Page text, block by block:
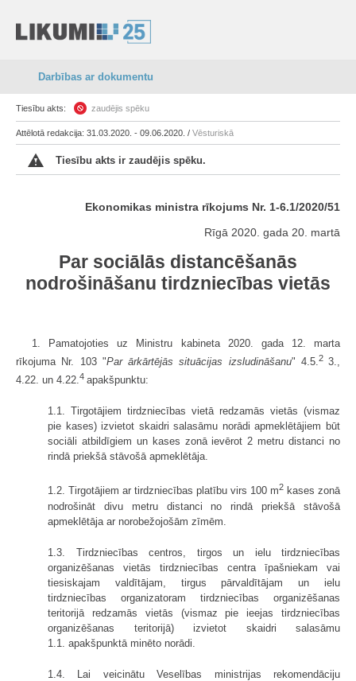
Darbības ar dokumentu
Tiesību akts: zaudējis spēku
Attēlotā redakcija: 31.03.2020. - 09.06.2020. / Vēsturiskā
Tiesību akts ir zaudējis spēku.
Ekonomikas ministra rīkojums Nr. 1-6.1/2020/51
Rīgā 2020. gada 20. martā
Par sociālās distancēšanās
nodrošināšanu tirdzniecības vietās
1. Pamatojoties uz Ministru kabineta 2020. gada 12. marta
rīkojuma Nr. 103 "Par ārkārtējās situācijas izsludināšanu" 4.5.2 3.,
4.22. un 4.22.4 apakšpunktu:
1.1. Tirgotājiem tirdzniecības vietā redzamās vietās (vismaz
pie kases) izvietot skaidri salasāmu norādi apmeklētājiem būt
sociāli atbildīgiem un kases zonā ievērot 2 metru distanci no
rindā priekšā stāvošā apmeklētāja.
1.2. Tirgotājiem ar tirdzniecības platību virs 100 m2 kases zonā
nodrošināt divu metru distanci no rindā priekšā stāvošā
apmeklētāja ar norobežojošām zīmēm.
1.3. Tirdzniecības centros, tirgos un ielu tirdzniecības
organizēšanas vietās tirdzniecības centra īpašniekam vai
tiesiskajam valdītājam, tirgus pārvaldītājam un ielu
tirdzniecības organizatoram tirdzniecības organizēšanas
teritorijā redzamās vietās (vismaz pie ieejas tirdzniecības
organizēšanas teritorijā) izvietot skaidri salasāmu
1.1. apakšpunktā minēto norādi.
1.4. Lai veicinātu Veselības ministrijas rekomendāciju